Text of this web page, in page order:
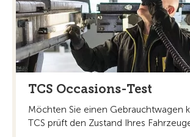
TCS Occasions-Test
Möchten Sie einen Gebrauchtwagen
TCS prüft den Zustand Ihres